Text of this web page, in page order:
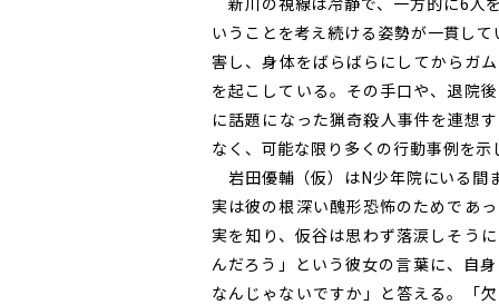
いうことを考え続ける姿勢が一貫し
害し、身体をばらばらにしてからガ
を起こしている。その手口や、退院
に話題になった猟奇殺人事件を連想
なく、可能な限り多くの行動事例を
岩田優輔（仮）はN少年院にいる間
実は彼の根深い醜形恐怖のためであ
実を知り、仮谷は思わず落涙しそう
んだろう」という彼女の言葉に、自
なんじゃないですか」と答える。「